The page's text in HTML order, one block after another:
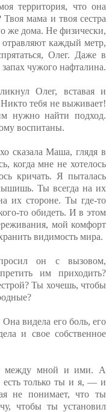
территория, что она
Твоя мама и твоя сестра
же дома. Не физически,
каждый метр,
Олег. Даже в
чужого нафталина.
Олег, вставая и
тебя не выживает!
нужно найти подход.
воспитаны.
сказала Маша, глядя в
когда мне не хотелось
кричать. Я пыталась
Ты всегда на их
их стороне. Ты где-то
то обидеть. И в этом
мой комфорт
видимость мира.
он с вызовом,
им приходить?
Ты хочешь, чтобы
видела его боль, его
и свое собственное
между мной и ими. А
только ты и я, — и
не понимает, что ты
чтобы ты установил